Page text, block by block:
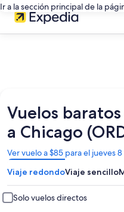
Ir a la sección principal de la
Vuelos
a Chicago
Ver vuelo a $85 para el jueves
Se
abrirá
en
una
nueva
ventana
Viaje redondoViaje sencillo
Solo vuelos directos